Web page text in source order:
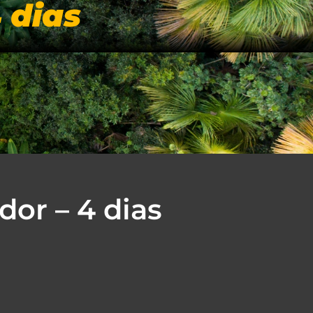
BLOG NOSSA LOJA CONTATO
dias
– 4 dias